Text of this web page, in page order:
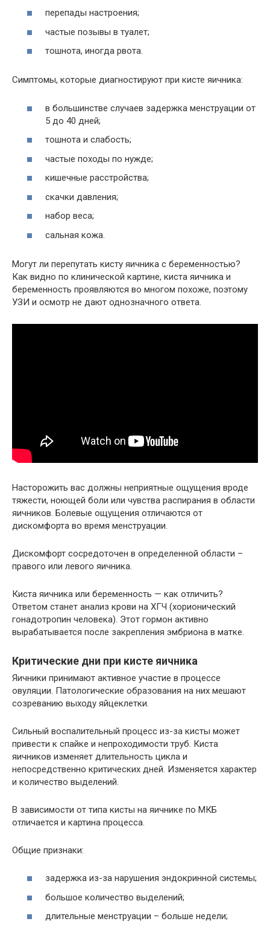
перепады настроения;
частые позывы в туалет;
тошнота, иногда рвота.
Симптомы, которые диагностируют при кисте яичника:
в большинстве случаев задержка менструации от
5 до 40 дней;
тошнота и слабость;
частые походы по нужде;
кишечные расстройства;
скачки давления;
набор веса;
сальная кожа.
Могут ли перепутать кисту яичника с беременностью?
Как видно по клинической картине, киста яичника и
беременность проявляются во многом похоже, поэтому
УЗИ и осмотр не дают однозначного ответа.
Насторожить вас должны неприятные ощущения вроде
тяжести, ноющей боли или чувства распирания в области
яичников. Болевые ощущения отличаются от
дискомфорта во время менструации.
Дискомфорт сосредоточен в определенной области –
правого или левого яичника.
Киста яичника или беременность — как отличить?
Ответом станет анализ крови на ХГЧ (хорионический
гонадотропин человека). Этот гормон активно
вырабатывается после закрепления эмбриона в матке.
Критические дни при кисте яичника
Яичники принимают активное участие в процессе
овуляции. Патологические образования на них мешают
созреванию выходу яйцеклетки.
Сильный воспалительный процесс из-за кисты может
привести к спайке и непроходимости труб. Киста
яичников изменяет длительность цикла и
непосредственно критических дней. Изменяется характер
и количество выделений.
В зависимости от типа кисты на яичнике по МКБ
отличается и картина процесса.
Общие признаки:
задержка из-за нарушения эндокринной системы;
большое количество выделений;
длительные менструации – больше недели;